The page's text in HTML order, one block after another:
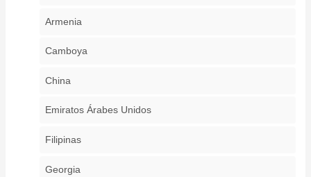
Armenia
Camboya
China
Emiratos Árabes Unidos
Filipinas
Georgia